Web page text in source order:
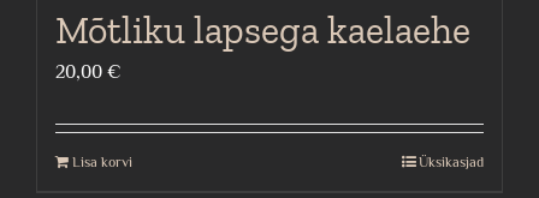
Mõtliku lapsega kaelaehe
20,00 €
Lisa korvi Üksikasjad